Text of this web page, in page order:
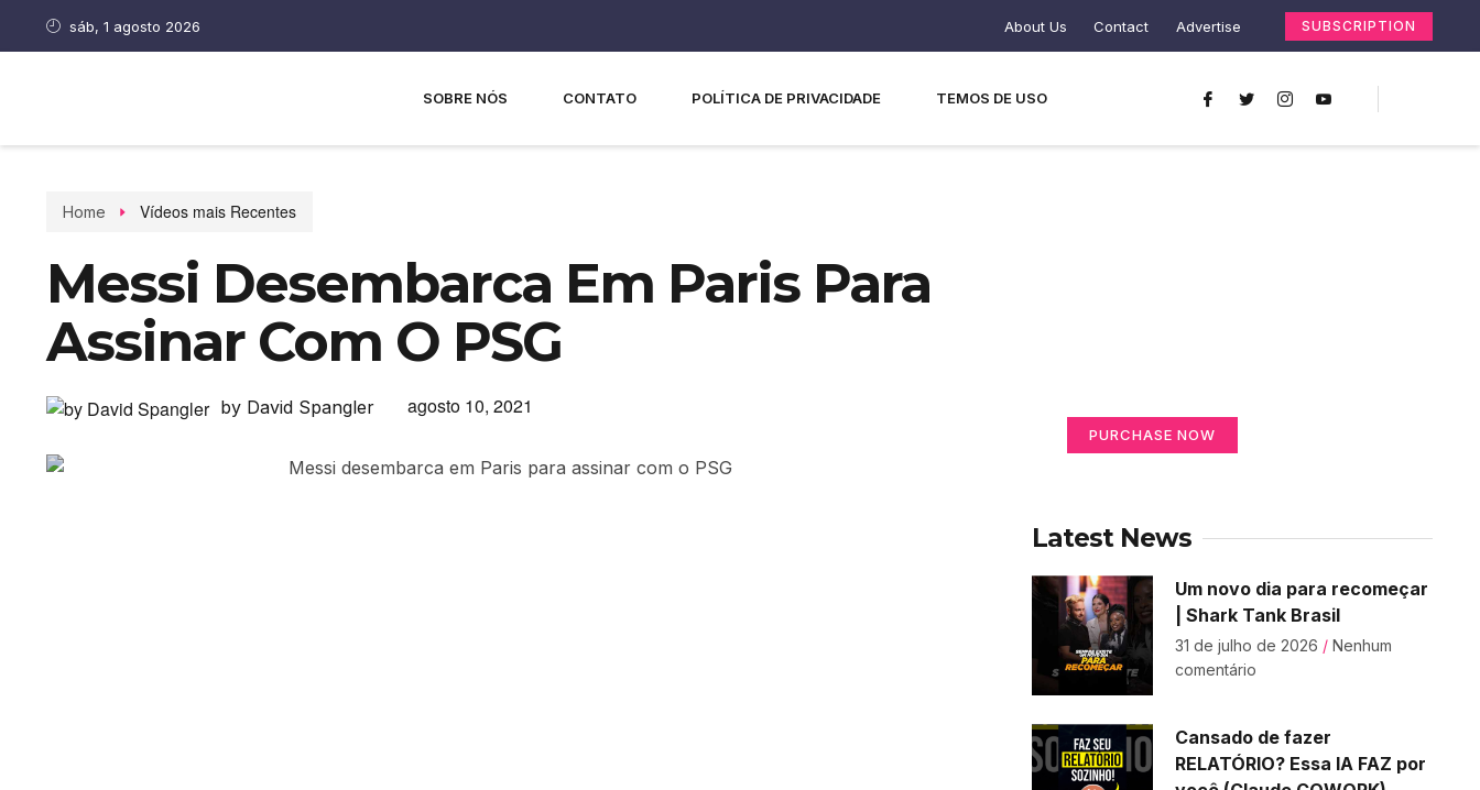
sáb, 1 agosto 2026 About Us Contact Advertise SUBSCRIPTION
SOBRE NÓS CONTATO POLÍTICA DE PRIVACIDADE TEMOS DE USO
Home Vídeos mais Recentes
Messi Desembarca Em Paris Para
Assinar Com O PSG
by David Spangler agosto 10, 2021
PURCHASE NOW
Latest News
Um novo dia para recomeçar
| Shark Tank Brasil
31 de julho de 2026 Nenhum
comentário
Cansado de fazer
RELATÓRIO? Essa IA FAZ por